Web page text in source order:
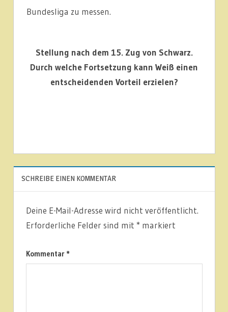
Bundesliga zu messen.
Stellung nach dem 15. Zug von Schwarz.
Durch welche Fortsetzung kann Weiß einen
entscheidenden Vorteil erzielen?
MANNSCHAFT
LIGABERICHTE
SCHREIBE EINEN KOMMENTAR
Deine E-Mail-Adresse wird nicht veröffentlicht.
Erforderliche Felder sind mit * markiert
Kommentar *